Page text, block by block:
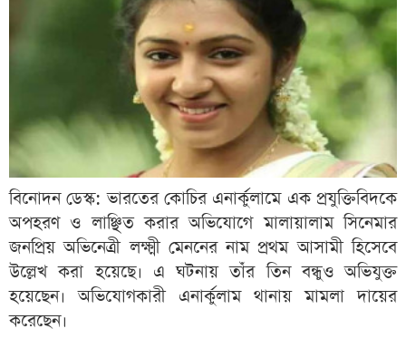
বিনোদন ডেস্ক: ভারতের কোচির এনার্কুলামে এক প্রযুক্তিবিদকে
অপহরণ ও লাঞ্ছিত করার অভিযোগে মালায়ালাম সিনেমার
জনপ্রিয় অভিনেত্রী লক্ষ্মী মেননের নাম প্রথম আসামী হিসেবে
উল্লেখ করা হয়েছে। এ ঘটনায় তাঁর তিন বন্ধুও অভিযুক্ত
হয়েছেন। অভিযোগকারী এনার্কুলাম থানায় মামলা দায়ের
করেছেন।